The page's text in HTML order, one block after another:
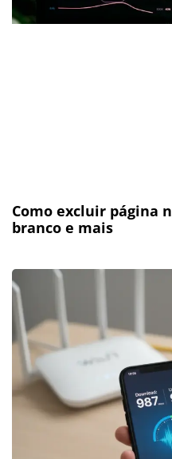
Como excluir página
branco e mais